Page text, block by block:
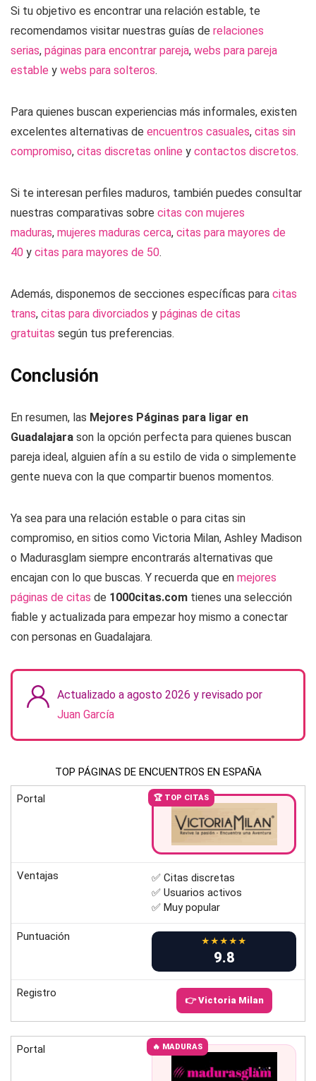
Si tu objetivo es encontrar una relación estable, te
recomendamos visitar nuestras guías de relaciones
serias, páginas para encontrar pareja, webs para pareja
estable y webs para solteros.
Para quienes buscan experiencias más informales, existen
excelentes alternativas de encuentros casuales, citas sin
compromiso, citas discretas online y contactos discretos.
Si te interesan perfiles maduros, también puedes consultar
nuestras comparativas sobre citas con mujeres
maduras, mujeres maduras cerca, citas para mayores de
40 y citas para mayores de 50.
Además, disponemos de secciones específicas para citas
trans, citas para divorciados y páginas de citas
gratuitas según tus preferencias.
Conclusión
En resumen, las Mejores Páginas para ligar en
Guadalajara son la opción perfecta para quienes buscan
pareja ideal, alguien afín a su estilo de vida o simplemente
gente nueva con la que compartir buenos momentos.
Ya sea para una relación estable o para citas sin
compromiso, en sitios como Victoria Milan, Ashley Madison
o Madurasglam siempre encontrarás alternativas que
encajan con lo que buscas. Y recuerda que en mejores
páginas de citas de 1000citas.com tienes una selección
fiable y actualizada para empezar hoy mismo a conectar
con personas en Guadalajara.
Actualizado a agosto 2026 y revisado por
Juan García
TOP PÁGINAS DE ENCUENTROS EN ESPAÑA
Portal 🏆 TOP CITAS
Ventajas
✅ Citas discretas
✅ Usuarios activos
✅ Muy popular
Puntuación ★★★★★
9.8
Registro
👉 Victoria Milan
Portal 🔥 MADURAS